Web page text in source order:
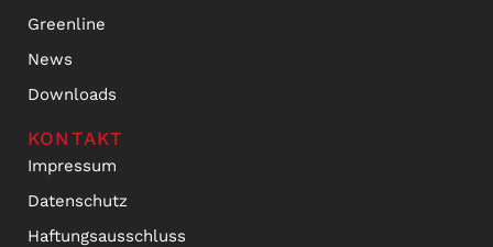
Greenline
News
Downloads
KONTAKT
Impressum
Datenschutz
Haftungsausschluss